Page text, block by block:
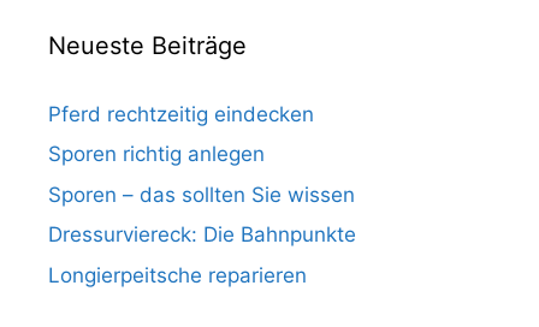
Neueste Beiträge
Pferd rechtzeitig eindecken
Sporen richtig anlegen
Sporen – das sollten Sie wissen
Dressurviereck: Die Bahnpunkte
Longierpeitsche reparieren